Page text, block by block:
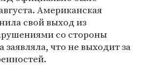
Американская
свой выход из
со стороны
заявляла, что не выходит за